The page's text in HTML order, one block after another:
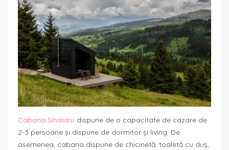
Cabana Sihastru dispune de o capacitate de cazare de
2-3 persoane și dispune de dormitor și living. De
asemenea, cabana dispune de chicinetă, toaletă cu duș,